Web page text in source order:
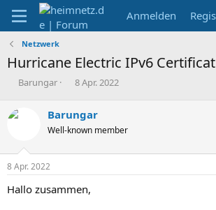
Anmelden
Netzwerk
Hurricane Electric IPv6
E
t
l
e
Barungar
E
t
e
l
m
8 Apr. 2022
Barungar
Well-known member
8 Apr. 2022
Hallo zusammen,